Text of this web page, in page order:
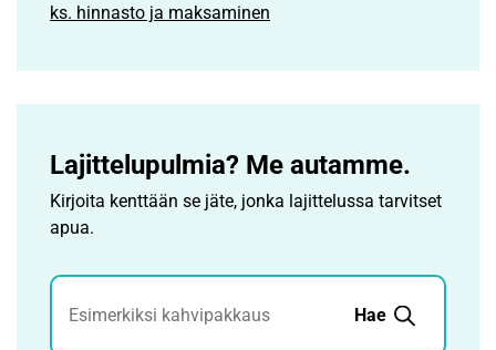
ks. hinnasto ja maksaminen
Lajittelupulmia? Me autamme.
Kirjoita kenttään se jäte, jonka lajittelussa tarvitset
apua.
Jätehaku
Hae